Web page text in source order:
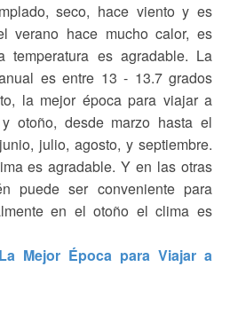
seco, hace viento y es
verano hace mucho calor, es
es agradable. La
es entre 13 - 13.7 grados
la mejor época para viajar a
otoño, desde marzo hasta el
julio, agosto, y septiembre.
es agradable. Y en las otras
puede ser conveniente para
en el otoño el clima es
La Mejor Época para Viajar a